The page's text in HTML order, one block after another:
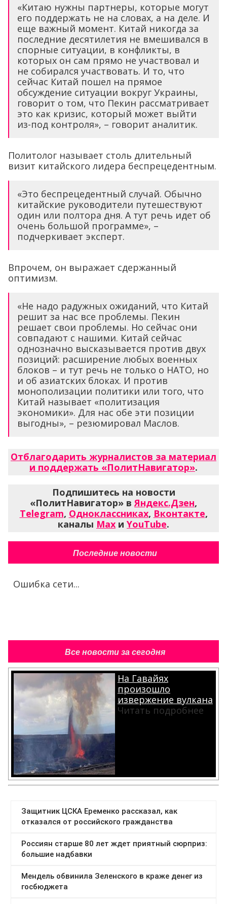
«Китаю нужны партнеры, которые могут
его поддержать не на словах, а на деле. И
еще важный момент. Китай никогда за
последние десятилетия не вмешивался в
спорные ситуации, в конфликты, в
которых он сам прямо не участвовал и
не собирался участвовать. И то, что
сейчас Китай пошел на прямое
обсуждение ситуации вокруг Украины,
говорит о том, что Пекин рассматривает
это как кризис, который может выйти
из-под контроля», – говорит аналитик.
Политолог называет столь длительный
визит китайского лидера беспрецедентным.
«Это беспрецедентный случай. Обычно
китайские руководители путешествуют
один или полтора дня. А тут речь идет об
очень большой программе», –
подчеркивает эксперт.
Впрочем, он выражает сдержанный
оптимизм.
«Не надо радужных ожиданий, что Китай
решит за нас все проблемы. Пекин
решает свои проблемы. Но сейчас они
совпадают с нашими. Китай сейчас
однозначно высказывается против двух
позиций: расширение любых военных
блоков – и тут речь не только о НАТО, но
и об азиатских блоках. И против
монополизации политики или того, что
Китай называет «политизация
экономики». Для нас обе эти позиции
выгодны», – резюмировал Маслов.
Отблагодарить журналистов за материал
и поддержать «ПолитНавигатор».
Подпишитесь на новости
«ПолитНавигатор» вЯндекс.Дзен,
Telegram, Одноклассниках, Вконтакте,
каналы Max и YouTube.
Последние новости
Ошибка сети...
Все новости за сегодня
На Гавайях
произошло
извержение вулкана
Читать подробнее